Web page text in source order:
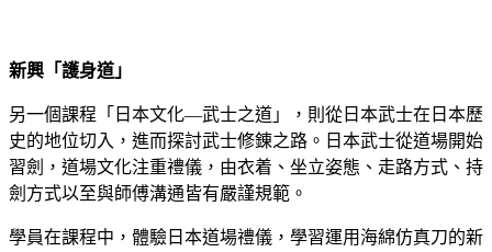
新興「護身道」
另一個課程「日本文化—武士之道」，則從日本武士在日本歷
史的地位切入，進而探討武士修錬之路。日本武士從道場開始
習劍，道場文化注重禮儀，由衣着、坐立姿態、走路方式、持
劍方式以至與師傅溝通皆有嚴謹規範。
學員在課程中，體驗日本道場禮儀，學習運用海綿仿真刀的新